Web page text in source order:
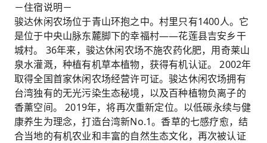
－住宿说明－
骏达休闲农场位于青山环抱之中。村里只有1400人。它
是位于中央山脉东麓脚下的幸福村——花莲县吉安乡干
城村。 36年来，骏达休闲农场不施农药化肥，用奇莱山
泉水灌溉，种植有机草本植物，获得有机认证。 2002年
取得全国首家休闲农场经营许可证。骏达休闲农场拥有
台湾独有的无光污染生态秘境，以及百种植物负离子的
香薰空间。 2019年，将再次重新定位。以低碳永续与健
康养生为理念，打造台湾新No.1。香草的七感疗愈，结
合当地的有机农业和丰富的自然生态文化，再次被认证